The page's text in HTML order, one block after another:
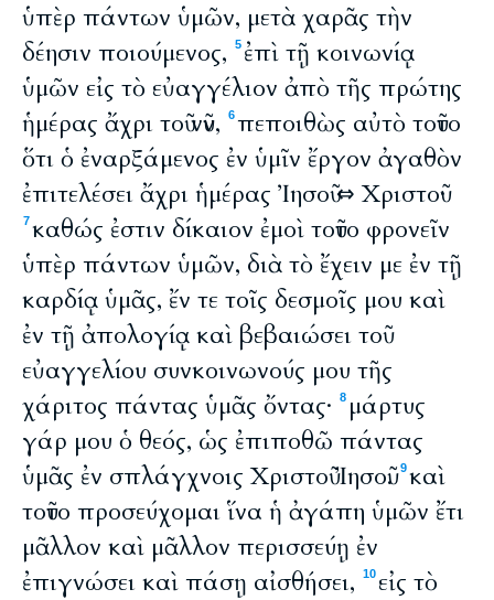
ὑπὲρ πάντων ὑμῶν, μετὰ χαρᾶς τὴν
δέησιν ποιούμενος,
5 ἐπὶ τῇ κοινωνίᾳ
ὑμῶν εἰς τὸ εὐαγγέλιον ἀπὸ τῆς πρώτης
ἡμέρας ἄχρι τοῦ νῦν,
6πεποιθὼς αὐτὸ τοῦτο
ὅτι ὁ ἐναρξάμενος ἐν ὑμῖν ἔργον ἀγαθὸν
ἐπιτελέσει ἄχρι ἡμέρας Ἰησοῦ ⇔ Χριστοῦ·
7καθώς ἐστιν δίκαιον ἐμοὶ τοῦτο φρονεῖν
ὑπὲρ πάντων ὑμῶν, διὰ τὸ ἔχειν με ἐν τῇ
καρδίᾳ ὑμᾶς, ἔν τε τοῖς δεσμοῖς μου καὶ
ἐν τῇ ἀπολογίᾳ καὶ βεβαιώσει τοῦ
εὐαγγελίου συνκοινωνούς μου τῆς
χάριτος πάντας ὑμᾶς ὄντας·
8 μάρτυς
γάρ μου ὁ θεός, ὡς ἐπιποθῶ πάντας
ὑμᾶς ἐν σπλάγχνοις Χριστοῦ Ἰησοῦ.9καὶ
τοῦτο προσεύχομαι ἵνα ἡ ἀγάπη ὑμῶν ἔτι
μᾶλλον καὶ μᾶλλον περισσεύῃ ἐν
ἐπιγνώσει καὶ πάσῃ αἰσθήσει,
10 εἰς τὸ